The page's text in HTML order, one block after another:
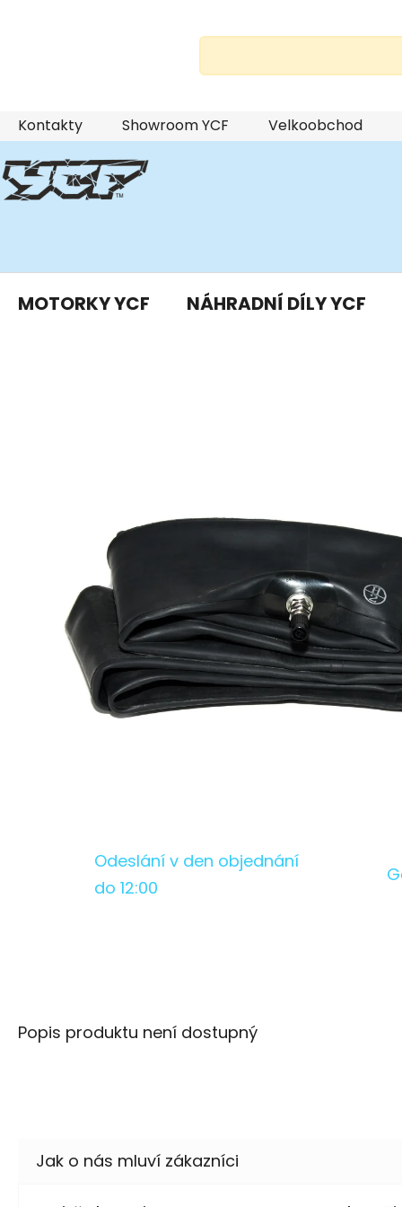
Přejít
na
obsah
Kontakty Showroom YCF Velkoobchod
MOTORKY YCF NÁHRADNÍ DÍLY YCF
Odeslání v den objednání
do 12:00
Popis produktu není dostupný